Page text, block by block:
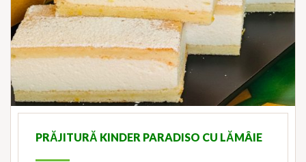
PRĂJITURĂ KINDER PARADISO CU LĂMÂIE